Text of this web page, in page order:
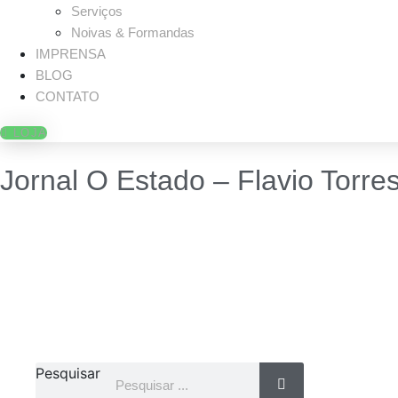
Serviços
Noivas & Formandas
IMPRENSA
BLOG
CONTATO
LOJA
Jornal O Estado – Flavio
Pesquisar